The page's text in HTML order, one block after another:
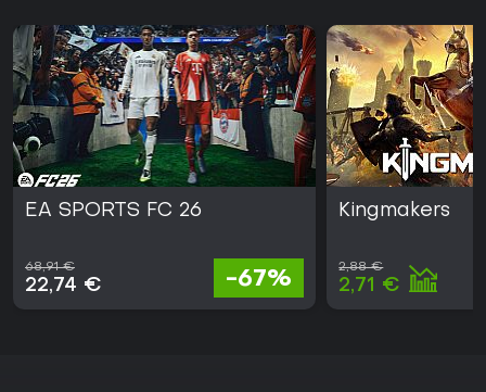
EA SPORTS FC 26
68,91 €
22,74 € -67%
Kingmakers
2,88 €
2,71 €